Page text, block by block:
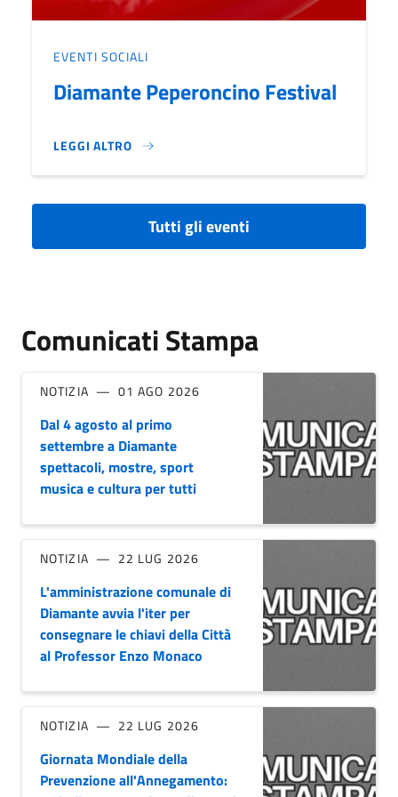
EVENTI SOCIALI
Diamante Peperoncino Festival
LEGGI ALTRO
DIAMANTE PEPERONCINO FESTIVAL}
Tutti gli eventi
Comunicati Stampa
NOTIZIA 01 AGO 2026
Dal 4 agosto al primo
settembre a Diamante
spettacoli, mostre, sport
musica e cultura per tutti
NOTIZIA 22 LUG 2026
L'amministrazione comunale di
Diamante avvia l'iter per
consegnare le chiavi della Città
al Professor Enzo Monaco
NOTIZIA 22 LUG 2026
Giornata Mondiale della
Prevenzione all'Annegamento: